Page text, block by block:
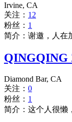
Irvine, CA
关注： 12
粉丝： 1
简介：谢邀，人在
QINGQING
Diamond Bar, CA
关注： 0
粉丝： 1
简介：这个人很懒